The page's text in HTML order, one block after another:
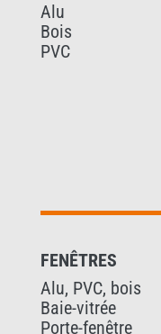
Alu
Bois
PVC
FENÊTRES
Alu, PVC, bois
Baie-vitrée
Porte-fenêtre